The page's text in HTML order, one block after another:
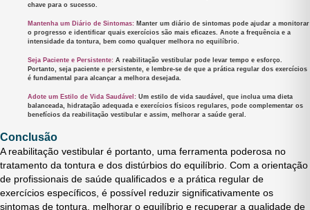
chave para o sucesso.
Mantenha um Diário de Sintomas: Manter um diário de sintomas pode ajudar a monitorar
o progresso e identificar quais exercícios são mais eficazes. Anote a frequência e a
intensidade da tontura, bem como qualquer melhora no equilíbrio.
Seja Paciente e Persistente: A reabilitação vestibular pode levar tempo e esforço.
Portanto, seja paciente e persistente, e lembre-se de que a prática regular dos exercícios
é fundamental para alcançar a melhora desejada.
Adote um Estilo de Vida Saudável: Um estilo de vida saudável, que inclua uma dieta
balanceada, hidratação adequada e exercícios físicos regulares, pode complementar os
benefícios da reabilitação vestibular e assim, melhorar a saúde geral.
Conclusão
A reabilitação vestibular é portanto, uma ferramenta poderosa no
tratamento da tontura e dos distúrbios do equilíbrio. Com a orientação
de profissionais de saúde qualificados e a prática regular de
exercícios específicos, é possível reduzir significativamente os
sintomas de tontura, melhorar o equilíbrio e recuperar a qualidade de